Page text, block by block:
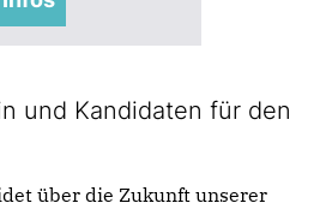
und Kandidaten für den
über die Zukunft unserer